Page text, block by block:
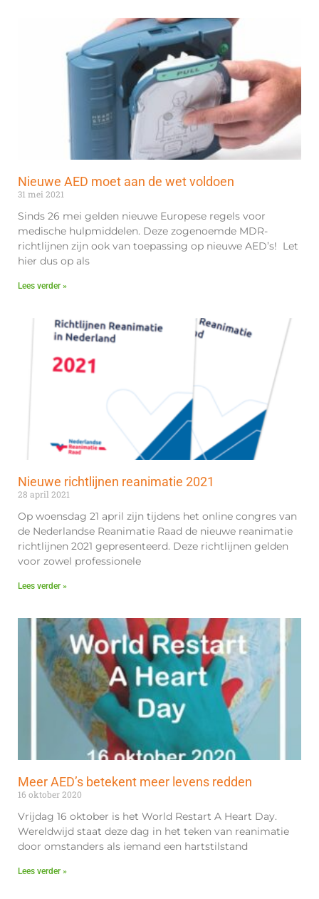
Nieuwe AED moet aan de wet voldoen
31 mei 2021
Sinds 26 mei gelden nieuwe Europese regels voor
medische hulpmiddelen. Deze zogenoemde MDR-
richtlijnen zijn ook van toepassing op nieuwe AED’s! Let
hier dus op als
Lees verder »
Nieuwe richtlijnen reanimatie 2021
28 april 2021
Op woensdag 21 april zijn tijdens het online congres van
de Nederlandse Reanimatie Raad de nieuwe reanimatie
richtlijnen 2021 gepresenteerd. Deze richtlijnen gelden
voor zowel professionele
Lees verder »
Meer AED’s betekent meer levens redden
16 oktober 2020
Vrijdag 16 oktober is het World Restart A Heart Day.
Wereldwijd staat deze dag in het teken van reanimatie
door omstanders als iemand een hartstilstand
Lees verder »